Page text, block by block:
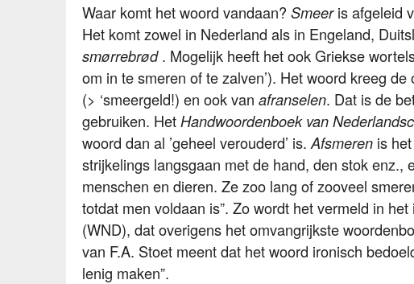
Waar komt het woord vandaan? Smeeris afgeleid
Het komt zowel in Nederland als in Engeland,
smørrebrød. Mogelijk heeft het ook Griekse
om in te smeren of te zalven’). Het woord kreeg
(> ‘smeergeld!) en ook van afranselen. Dat is de
gebruiken. Het Handwoordenboek van
woord dan al ’geheel verouderd’ is. Afsmeren is
strijkelings langsgaan met de hand, den stok enz.,
menschen en dieren. Ze zoo lang of zooveel
totdat men voldaan is”. Zo wordt het vermeld in het
(WND), dat overigens het omvangrijkste
van F.A. Stoet meent dat het woord ironisch
lenig maken”.